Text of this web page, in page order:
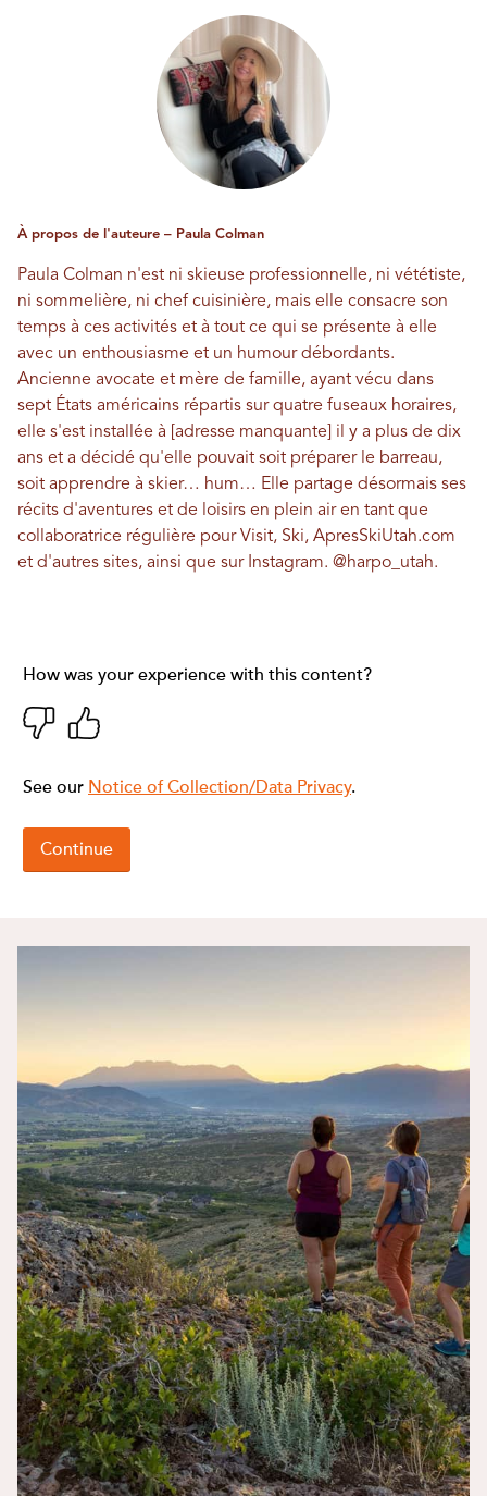
À propos de l'auteure – Paula Colman
Paula Colman n'est ni skieuse professionnelle, ni vététiste,
ni sommelière, ni chef cuisinière, mais elle consacre son
temps à ces activités et à tout ce qui se présente à elle
avec un enthousiasme et un humour débordants.
Ancienne avocate et mère de famille, ayant vécu dans
sept États américains répartis sur quatre fuseaux horaires,
elle s'est installée à [adresse manquante] il y a plus de dix
ans et a décidé qu'elle pouvait soit préparer le barreau,
soit apprendre à skier… hum… Elle partage désormais ses
récits d'aventures et de loisirs en plein air en tant que
collaboratrice régulière pour Visit, Ski, ApresSkiUtah.com
et d'autres sites, ainsi que sur Instagram. @harpo_utah.